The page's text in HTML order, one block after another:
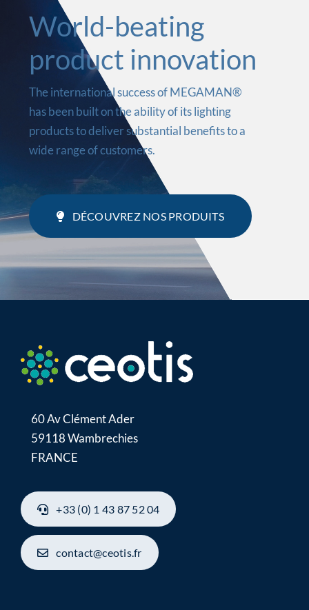
World-beating
product innovation
The international success of MEGAMAN®
has been built on the ability of its lighting
products to deliver substantial benefits to a
wide range of customers.
DÉCOUVREZ NOS PRODUITS
60 Av Clément Ader
59118 Wambrechies
FRANCE
+33 (0) 1 43 87 52 04
contact@ceotis.fr